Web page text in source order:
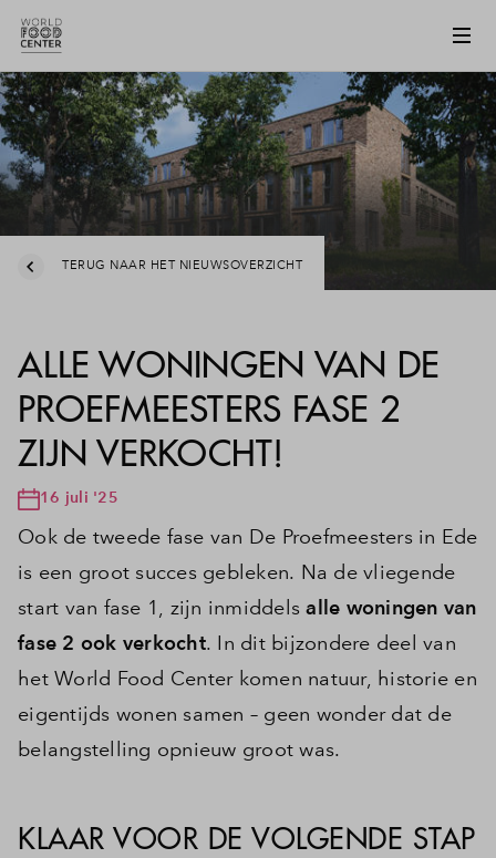
TERUG NAAR HET NIEUWSOVERZICHT
ALLE WONINGEN VAN DE
PROEFMEESTERS FASE 2
ZIJN VERKOCHT!
16 juli '25
Ook de tweede fase van De Proefmeesters in Ede
is een groot succes gebleken. Na de vliegende
start van fase 1, zijn inmiddelsalle woningen van
fase 2 ook verkocht. In dit bijzondere deel van
het World Food Center komen natuur, historie en
eigentijds wonen samen – geen wonder dat de
belangstelling opnieuw groot was.
KLAAR VOOR DE VOLGENDE STAP